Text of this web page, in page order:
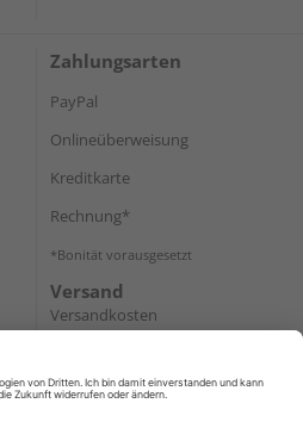
Zahlungsarten
PayPal
Onlineüberweisung
Kreditkarte
Rechnung*
*Bonität vorausgesetzt
Versand
Versandkosten